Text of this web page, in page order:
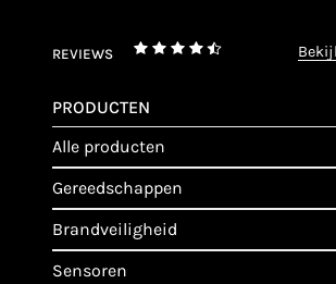
REVIEWS
PRODUCTEN
alle producten
gereedschappen
brandveiligheid
sensoren